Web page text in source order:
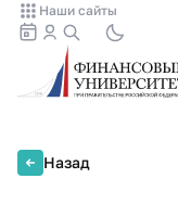
Наши сайты
Назад